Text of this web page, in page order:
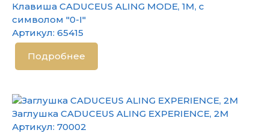
Клавиша CADUCEUS ALING MODE, 1М, с
символом "0-I"
Артикул: 65415
Подробнее
Заглушка CADUCEUS ALING EXPERIENCE, 2М
Артикул: 70002